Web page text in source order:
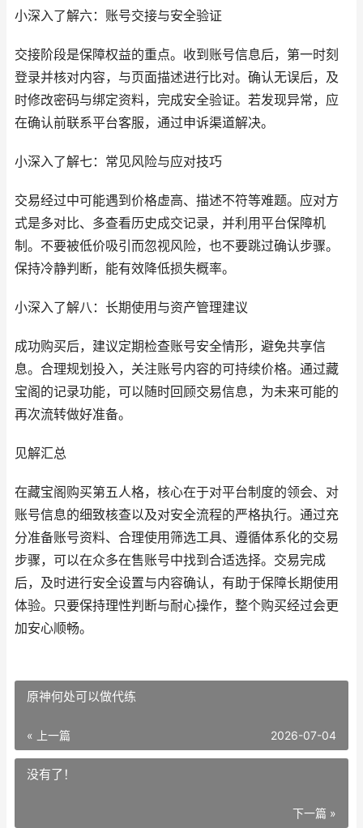
小深入了解六：账号交接与安全验证
交接阶段是保障权益的重点。收到账号信息后，第一时刻
登录并核对内容，与页面描述进行比对。确认无误后，及
时修改密码与绑定资料，完成安全验证。若发现异常，应
在确认前联系平台客服，通过申诉渠道解决。
小深入了解七：常见风险与应对技巧
交易经过中可能遇到价格虚高、描述不符等难题。应对方
式是多对比、多查看历史成交记录，并利用平台保障机
制。不要被低价吸引而忽视风险，也不要跳过确认步骤。
保持冷静判断，能有效降低损失概率。
小深入了解八：长期使用与资产管理建议
成功购买后，建议定期检查账号安全情形，避免共享信
息。合理规划投入，关注账号内容的可持续价格。通过藏
宝阁的记录功能，可以随时回顾交易信息，为未来可能的
再次流转做好准备。
见解汇总
在藏宝阁购买第五人格，核心在于对平台制度的领会、对
账号信息的细致核查以及对安全流程的严格执行。通过充
分准备账号资料、合理使用筛选工具、遵循体系化的交易
步骤，可以在众多在售账号中找到合适选择。交易完成
后，及时进行安全设置与内容确认，有助于保障长期使用
体验。只要保持理性判断与耐心操作，整个购买经过会更
加安心顺畅。
原神何处可以做代练
« 上一篇 2026-07-04
没有了！
下一篇 »